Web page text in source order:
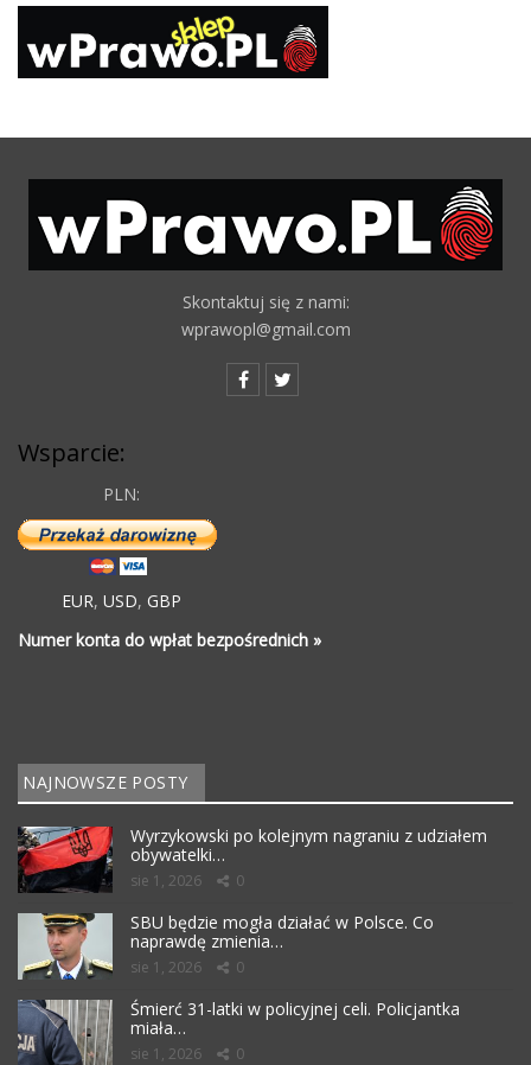
Skontaktuj się z nami:
wprawopl@gmail.com
Wsparcie:
PLN:
EUR, USD, GBP
Numer konta do wpłat bezpośrednich »
NAJNOWSZE POSTY
Wyrzykowski po kolejnym nagraniu z udziałem
obywatelki…
sie 1, 2026 0
SBU będzie mogła działać w Polsce. Co
naprawdę zmienia…
sie 1, 2026 0
Śmierć 31-latki w policyjnej celi. Policjantka
miała…
sie 1, 2026 0